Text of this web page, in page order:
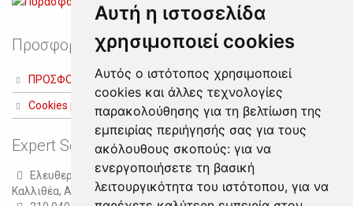
Αυτή η ιστοσελίδα
χρησιμοποιεί cookies
Αυτός ο ιστότοπος χρησιμοποιεί
cookies και άλλες τεχνολογίες
παρακολούθησης για τη βελτίωση της
εμπειρίας περιήγησής σας για τους
ακόλουθους σκοπούς: για να
ενεργοποιήσετε τη βασική
λειτουργικότητα του ιστότοπου, για να
Προσφορές
ΠΡΟΣΦΟΡΑ ΔΙΑΧΕΙΡΙΣΗΣ ΚΤΙΡΙΩΝ
Cookies preferences
Expert Services
Ελευθερίου Βενιζέλου 248
Καλλιθέα, Αθήνα